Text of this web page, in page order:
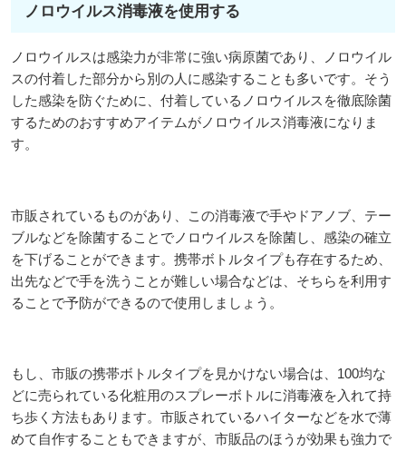
ノロウイルス消毒液を使用する
ノロウイルスは感染力が非常に強い病原菌であり、ノロウイル
スの付着した部分から別の人に感染することも多いです。そう
した感染を防ぐために、付着しているノロウイルスを徹底除菌
するためのおすすめアイテムがノロウイルス消毒液になりま
す。
市販されているものがあり、この消毒液で手やドアノブ、テー
ブルなどを除菌することでノロウイルスを除菌し、感染の確立
を下げることができます。携帯ボトルタイプも存在するため、
出先などで手を洗うことが難しい場合などは、そちらを利用す
ることで予防ができるので使用しましょう。
もし、市販の携帯ボトルタイプを見かけない場合は、100均な
どに売られている化粧用のスプレーボトルに消毒液を入れて持
ち歩く方法もあります。市販されているハイターなどを水で薄
めて自作することもできますが、市販品のほうが効果も強力で